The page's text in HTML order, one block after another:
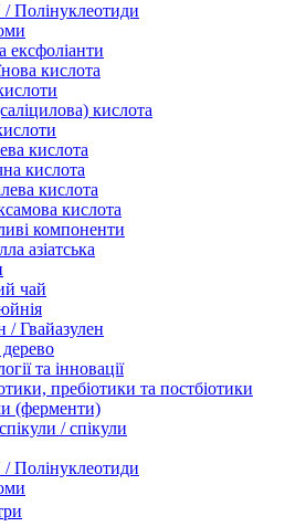
Полінуклеотиди
ексфоліанти
кислота
кислота
кислота
кислота
кислота
кислота
компоненти
азіатська
чай
/ Гвайазулен
та інновації
пребіотики та постбіотики
(ферменти)
/ спікули
Полінуклеотиди